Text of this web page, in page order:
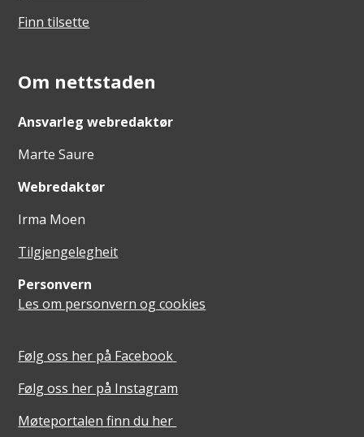
Finn tilsette
Om nettstaden
Ansvarleg webredaktør
Marte Saure
Webredaktør
Irma Moen
Tilgjengelegheit
Personvern
Les om personvern og cookies
Følg oss her på Facebook
Følg oss her på Instagram
Møteportalen finn du her